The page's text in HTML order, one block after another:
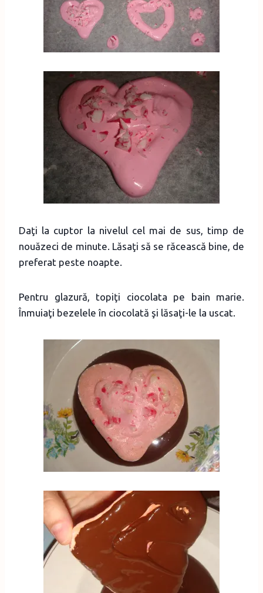
Daţi la cuptor la nivelul cel mai de sus, timp de
nouăzeci de minute. Lăsaţi să se răcească bine, de
preferat peste noapte.
Pentru glazură, topiţi ciocolata pe bain marie.
Înmuiaţi bezelele în ciocolată şi lăsaţi-le la uscat.